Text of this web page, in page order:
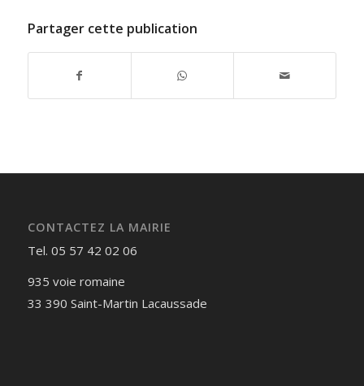
Partager cette publication
CONTACTEZ LA MAIRIE
Tel. 05 57 42 02 06
935 voie romaine
33 390 Saint-Martin Lacaussade